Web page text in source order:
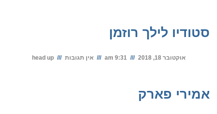
סטודיו לילך רוזמן
אוקטובר 18, 2018 9:31 am אין תגובות head up
אמירי פארק